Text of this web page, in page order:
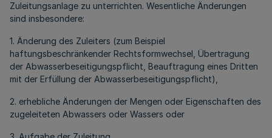
Zuleitungsanlage zu unterrichten. Wesentliche Änderungen
sind insbesondere:
1. Änderung des Zuleiters (zum Beispiel
haftungsbeschränkender Rechtsformwechsel, Übertragung
der Abwasserbeseitigungspflicht, Beauftragung eines Dritten
mit der Erfüllung der Abwasserbeseitigungspflicht),
2. erhebliche Änderungen der Mengen oder Eigenschaften des
zugeleiteten Abwassers oder Wassers oder